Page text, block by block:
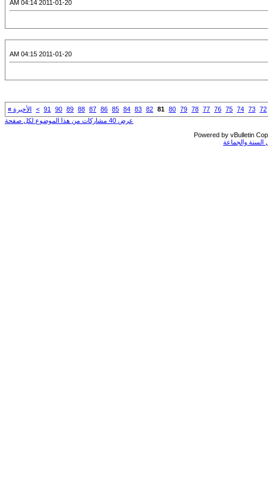
2011-01-20 04:14 AM
2011-01-20 04:15 AM
72
73
74
75
76
77
78
79
80
81
82
83
84
85
86
87
88
89
90
91
> الأخيرة »
عرض 40 مشاركات من هذا الموضوع لكل صفحة
Powered by vBulletin
والجماعة